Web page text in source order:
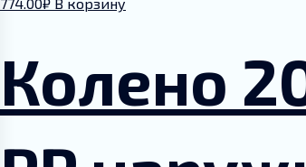
774.00₽ В корзину
Колено